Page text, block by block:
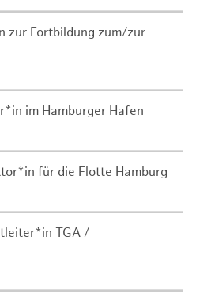
zur Fortbildung zum/zur
im Hamburger Hafen
für die Flotte Hamburg
TGA /